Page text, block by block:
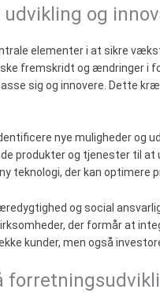
og
elementer i at sikre
fremskridt og ændringer
sig og innovere. Dette
nye muligheder og
produkter og tjenester til at
teknologi, der kan
og social
der formår at
kunder, men også